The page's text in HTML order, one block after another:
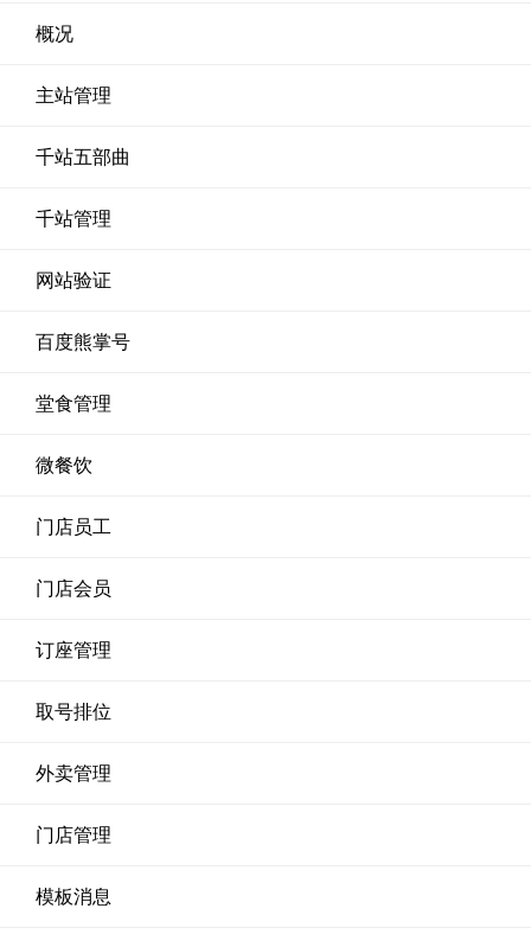
概况
主站管理
千站五部曲
千站管理
网站验证
百度熊掌号
堂食管理
微餐饮
门店员工
门店会员
订座管理
取号排位
外卖管理
门店管理
模板消息